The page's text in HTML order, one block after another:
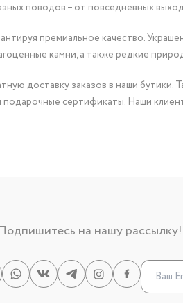
поводов – от повседневных
премиальное качество.
камни, а также редкие
доставку заказов в наши
сертификаты. Наши
на нашу